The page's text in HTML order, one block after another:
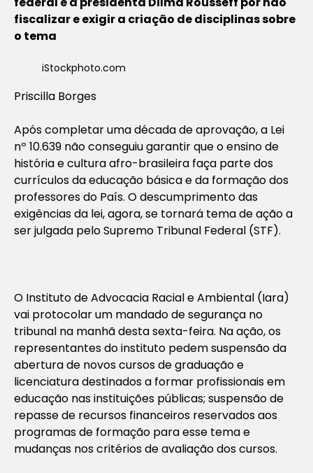
fiscalizar e exigir a criação de disciplinas sobre
o tema
iStockphoto.com
Priscilla Borges
Após completar uma década de aprovação, a Lei
nº 10.639 não conseguiu garantir que o ensino de
história e cultura afro-brasileira faça parte dos
currículos da educação básica e da formação dos
professores do País. O descumprimento das
exigências da lei, agora, se tornará tema de ação a
ser julgada pelo Supremo Tribunal Federal (STF).
O Instituto de Advocacia Racial e Ambiental (Iara)
vai protocolar um mandado de segurança no
tribunal na manhã desta sexta-feira. Na ação, os
representantes do instituto pedem suspensão da
abertura de novos cursos de graduação e
licenciatura destinados a formar profissionais em
educação nas instituições públicas; suspensão de
repasse de recursos financeiros reservados aos
programas de formação para esse tema e
mudanças nos critérios de avaliação dos cursos.